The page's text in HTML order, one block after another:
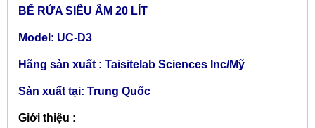
BỂ RỬA SIÊU ÂM 20 LÍT
Model: UC-D3
Hãng sản xuất : Taisitelab Sciences Inc/Mỹ
Sản xuất tại: Trung Quốc
Giới thiệu :